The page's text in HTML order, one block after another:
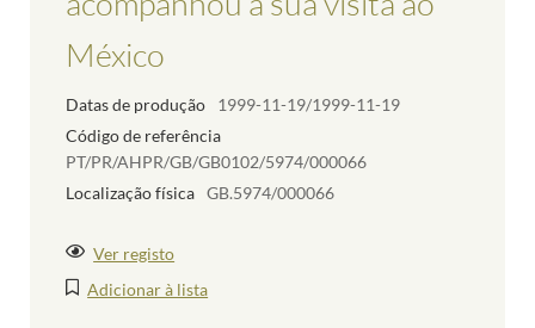
México
Datas de produção
1999-11-19/1999-11-19
Código de referência
PT/PR/AHPR/GB/GB0102/5974/000066
Localização física GB.5974/000066
Ver registo
Adicionar à lista